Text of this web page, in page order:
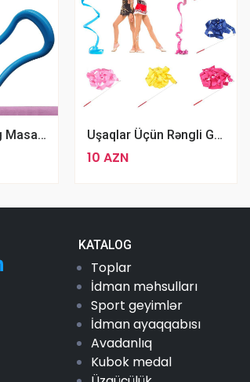
Aspo Yoga-Ring Masaj Aləti Uşaqlar Üçün Rəngli Gimnastika Lenti 4Metr Bədii Gimnastika Lenti
10 AZN
KATALOG
Toplar
İdman məhsulları
Sport geyimlər
İdman ayaqqabısı
Avadanlıq
Kubok medal